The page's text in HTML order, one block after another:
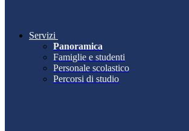
Servizi
Panoramica
Famiglie e studenti
Personale scolastico
Percorsi di studio